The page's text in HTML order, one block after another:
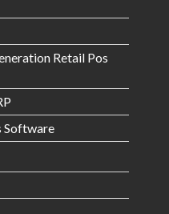
Retail Pos
Software